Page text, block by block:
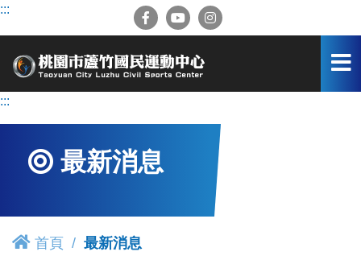
跳
容
:::
:::
最新消息
首頁 最新消息